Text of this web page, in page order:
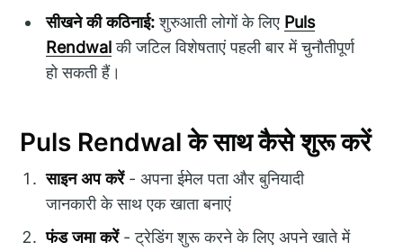
सीखने की कठिनाई:शुरुआती लोगों के लिए Puls
Rendwalकी जटिल विशेषताएं पहली बार में चुनौतीपूर्ण
हो सकती हैं।
Puls Rendwal के साथ कैसे शुरू करें
साइन अप करें- अपना ईमेल पता और बुनियादी
जानकारी के साथ एक खाता बनाएं
फंड जमा करें- ट्रेडिंग शुरू करने के लिए अपने खाते में